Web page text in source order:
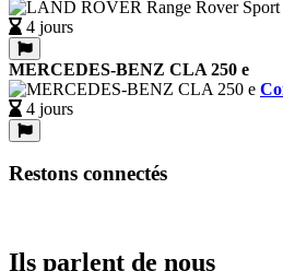
4 jours
MERCEDES-BENZ CLA 250 e
4 jours
Restons connectés
Ils parlent de nous